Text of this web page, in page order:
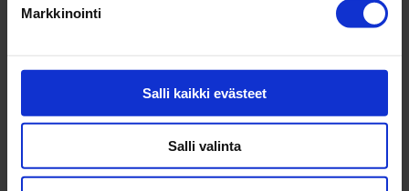
Markkinointi
Salli kaikki evästeet
Salli valinta